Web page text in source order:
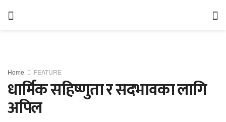
Home FEATURE
धार्मिक सहिष्णुता र सदभावका लागि
अपिल